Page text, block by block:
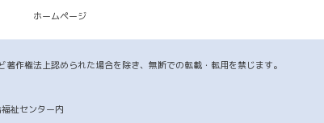
ホームページ
作権法上認められた場合を除き、無断での転載・転用を禁じます。
祉センター内